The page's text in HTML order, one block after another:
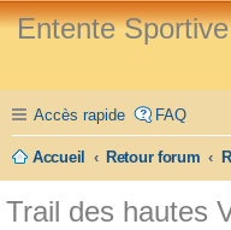
Entente
Accès rapide FAQ
Accueil Retour forum
Trail des hautes